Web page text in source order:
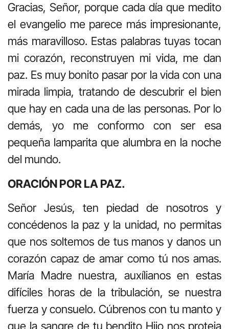
Gracias, Señor, porque cada día que medito
el evangelio me parece más impresionante,
más maravilloso. Estas palabras tuyas tocan
mi corazón, reconstruyen mi vida, me dan
paz. Es muy bonito pasar por la vida con una
mirada limpia, tratando de descubrir el bien
que hay en cada una de las personas. Por lo
demás, yo me conformo con ser esa
pequeña lamparita que alumbra en la noche
del mundo.
ORACIÓN POR LA PAZ.
Señor Jesús, ten piedad de nosotros y
concédenos la paz y la unidad, no permitas
que nos soltemos de tus manos y danos un
corazón capaz de amar como tú nos amas.
María Madre nuestra, auxílianos en estas
difíciles horas de la tribulación, se nuestra
fuerza y consuelo. Cúbrenos con tu manto y
que la sangre de tu bendito Hijo nos proteja